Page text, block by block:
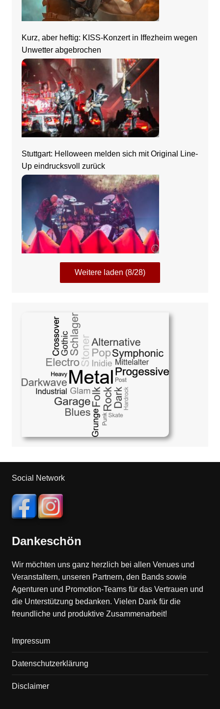
Kurz, aber heftig: KISS-Konzert in Iffezheim wegen
Unwetter abgebrochen
Stuttgart: Helloween melden sich mit Original Line-
Up eindrucksvoll zurück
Weitere laden (8/28)
Social Network
Dankeschön
Wir möchten uns ganz herzlich bei allen Venues und
Veranstaltern, unseren Partnern, den Bands sowie
Agenturen und Promotion-Teams für das Vertrauen und
die Unterstützung bedanken. Vielen Dank für die
freundliche und produktive Zusammenarbeit!
Impressum
Datenschutzerklärung
Disclaimer